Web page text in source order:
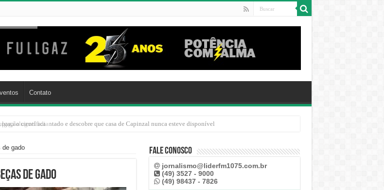
Contato
aluguel adiantado e descobre que casa de Capinzal nunca esteve disponível
gado
de gado
Fale Conosco
jornalismo@liderfm1075.com.br
(49) 3527 - 9000
(49) 98437 - 7826